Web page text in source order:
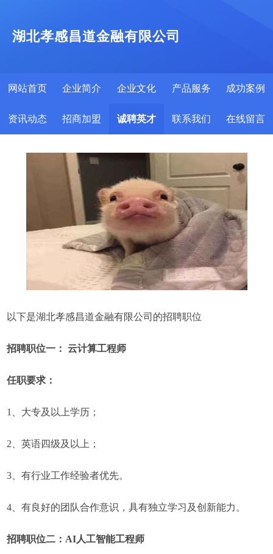
湖北孝感昌道金融有限公司
网站首页 企业简介 企业文化 产品服务 成功案例
资讯动态 招商加盟 诚聘英才 联系我们 在线留言
以下是湖北孝感昌道金融有限公司的招聘职位
招聘职位一： 云计算工程师
任职要求：
1、大专及以上学历；
2、英语四级及以上；
3、有行业工作经验者优先。
4、有良好的团队合作意识，具有独立学习及创新能力。
招聘职位二：AI人工智能工程师